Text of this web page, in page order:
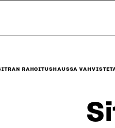
RAHOITUSHAUSSA